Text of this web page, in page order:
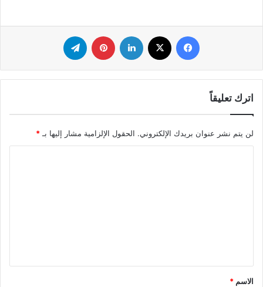
فيسبوك لينكدإن بينتيريست
اترك تعليقاً
لن يتم نشر عنوان بريدك الإلكتروني. الحقول الإلزامية مشار إليها بـ*
*
الاسم *